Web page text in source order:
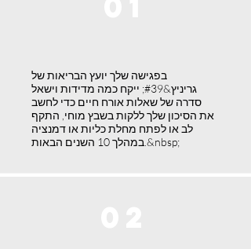
בפגישה שלך יועץ הבריאות של
גריניץ&#39; ייקח כמה מדידות וישאל
סדרה של שאלות אורח חיים כדי לחשב
את הסיכון שלך ללקות בשבץ מוחי, התקף
לב או לפתח מחלת כליות או דמנציה
במהלך 10 השנים הבאות.&nbsp;